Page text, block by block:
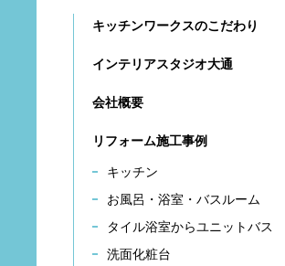
キッチンワークスのこだわり
インテリアスタジオ大通
会社概要
リフォーム施工事例
キッチン
お風呂・浴室・バスルーム
タイル浴室からユニットバス
洗面化粧台